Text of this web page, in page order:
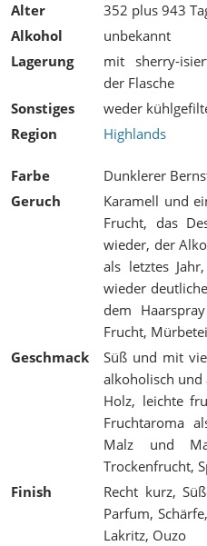
Alter
352 plus 943
Alkohol
unbekannt
Lagerung
mit sherry-
der Flasche
Sonstiges
weder
Region
Highlands
Farbe
Dunklerer
Geruch
Karamell und
Frucht, das
wieder, der
als letztes
wieder
dem
Frucht,
Geschmack
Süß und mit
alkoholisch und
Holz, leichte
Fruchtaroma
Malz und
Trockenfrucht,
Finish
Recht kurz,
Parfum,
Lakritz, Ouzo